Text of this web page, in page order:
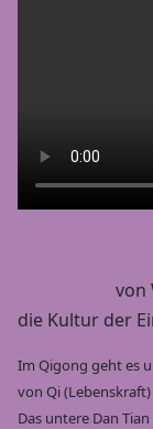
von
die Kultur der
Im Qigong geht es
von Qi
Das untere Dan